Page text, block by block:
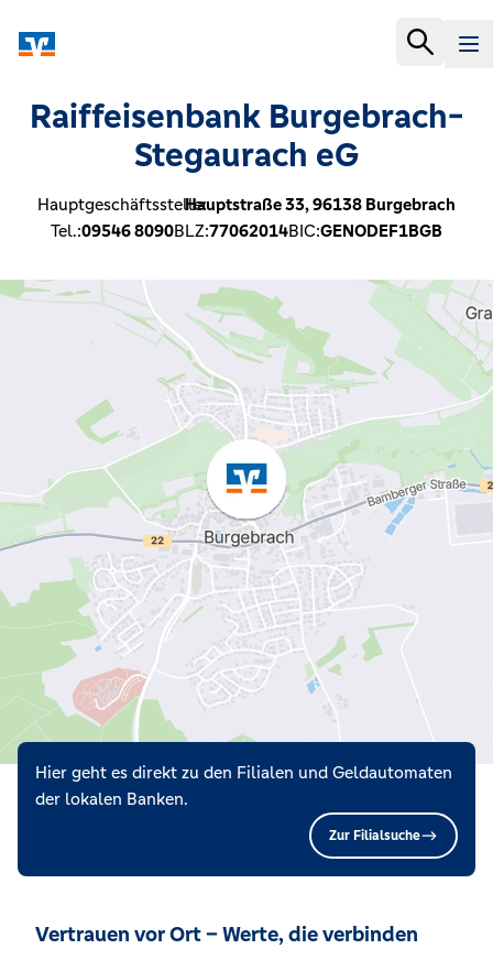
Raiffeisenbank Burgebrach-
Stegaurach eG
Hauptgeschäftsstelle:Hauptstraße 33,96138 Burgebrach
Tel.:09546 8090BLZ:77062014BIC:GENODEF1BGB
Hier geht es direkt zu den Filialen und Geldautomaten
der lokalen Banken.
Zur Filialsuche
Vertrauen vor Ort – Werte, die verbinden